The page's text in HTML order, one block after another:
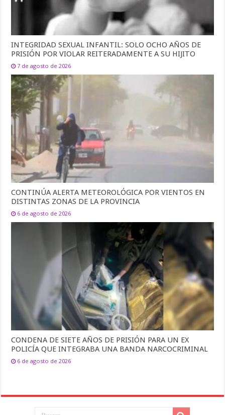
INTEGRIDAD SEXUAL INFANTIL: SOLO OCHO AÑOS DE
PRISIÓN POR VIOLAR REITERADAMENTE A SU HIJITO
7 de agosto de 2026
CONTINÚA ALERTA METEOROLÓGICA POR VIENTOS EN
DISTINTAS ZONAS DE LA PROVINCIA
6 de agosto de 2026
CONDENA DE SIETE AÑOS DE PRISIÓN PARA UN EX
POLICÍA QUE INTEGRABA UNA BANDA NARCOCRIMINAL
6 de agosto de 2026